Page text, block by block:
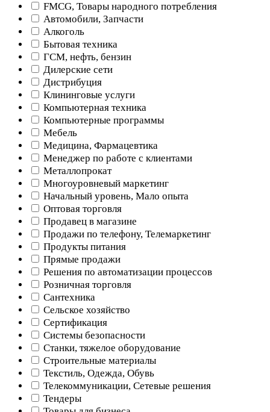
FMCG, Товары народного потребления
Автомобили, Запчасти
Алкоголь
Бытовая техника
ГСМ, нефть, бензин
Дилерские сети
Дистрибуция
Клининговые услуги
Компьютерная техника
Компьютерные программы
Мебель
Медицина, Фармацевтика
Менеджер по работе с клиентами
Металлопрокат
Многоуровневый маркетинг
Начальный уровень, Мало опыта
Оптовая торговля
Продавец в магазине
Продажи по телефону, Телемаркетинг
Продукты питания
Прямые продажи
Решения по автоматизации процессов
Розничная торговля
Сантехника
Сельское хозяйство
Сертификация
Системы безопасности
Станки, тяжелое оборудование
Строительные материалы
Текстиль, Одежда, Обувь
Телекоммуникации, Сетевые решения
Тендеры